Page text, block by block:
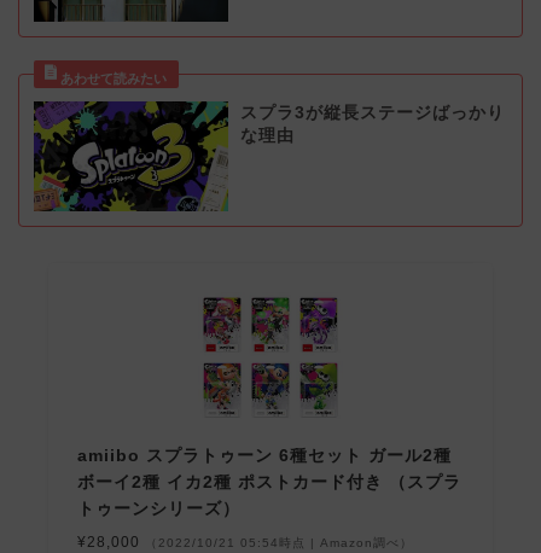
スプラ3が縦長ステージばっかり
な理由
amiibo スプラトゥーン 6種セット ガール2種
ボーイ2種 イカ2種 ポストカード付き （スプラ
トゥーンシリーズ）
¥28,000 （2022/10/21 05:54時点 | Amazon調べ）